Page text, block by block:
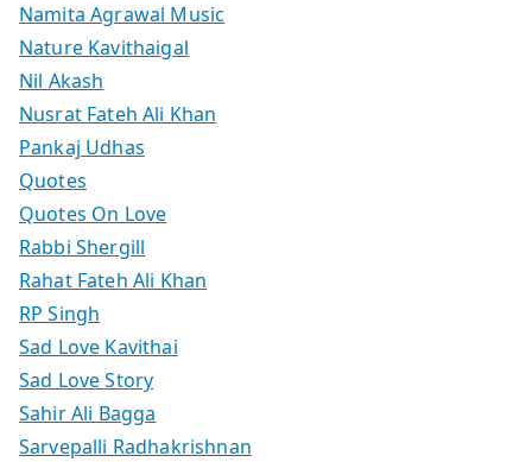
Namita Agrawal Music
Nature Kavithaigal
Nil Akash
Nusrat Fateh Ali Khan
Pankaj Udhas
Quotes
Quotes On Love
Rabbi Shergill
Rahat Fateh Ali Khan
RP Singh
Sad Love Kavithai
Sad Love Story
Sahir Ali Bagga
Sarvepalli Radhakrishnan